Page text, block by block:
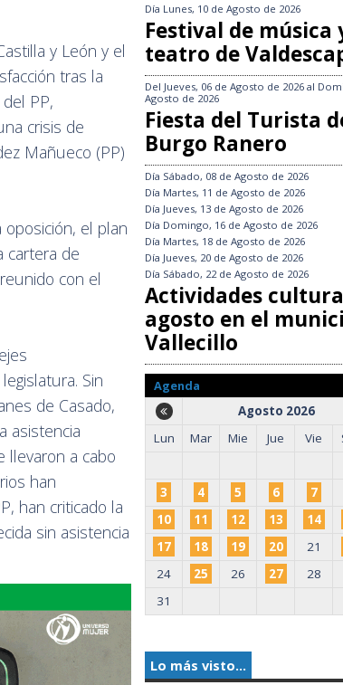
y León y el
tras la
PP,
crisis de
Mañueco (PP)
el plan
cartera de
con el
Sin
de Casado,
asistencia
llevaron a cabo
han
han criticado la
sin asistencia
Día Lunes, 10 de Agosto de 2026
Festival de música
teatro de
Del Jueves, 06 de Agosto de 2026 al
Agosto de 2026
Fiesta del Turista
Burgo Ranero
Día Sábado, 08 de Agosto de 2026
Día Martes, 11 de Agosto de 2026
Día Jueves, 13 de Agosto de 2026
Día Domingo, 16 de Agosto de 2026
Día Martes, 18 de Agosto de 2026
Día Jueves, 20 de Agosto de 2026
Día Sábado, 22 de Agosto de 2026
Actividades
agosto en el
Vallecillo
Agenda
Agosto 2026
Lun
Mar Mie Jue Vie
3
4 5 6 7
10
11 12 13 14
17
18 19 20 21
24
25 26 27 28
31
Lo más visto...